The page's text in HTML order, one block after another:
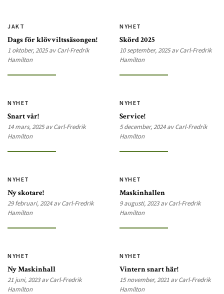
JAKT
Dags för klövviltssäsongen!
1 oktober, 2025 av Carl-Fredrik
Hamilton
NYHET
Skörd 2025
10 september, 2025 av Carl-Fredrik
Hamilton
NYHET
Snart vår!
14 mars, 2025 av Carl-Fredrik
Hamilton
NYHET
Service!
5 december, 2024 av Carl-Fredrik
Hamilton
NYHET
Ny skotare!
29 februari, 2024 av Carl-Fredrik
Hamilton
NYHET
Maskinhallen
9 augusti, 2023 av Carl-Fredrik
Hamilton
NYHET
Ny Maskinhall
21 juni, 2023 av Carl-Fredrik
Hamilton
NYHET
Vintern snart här!
15 november, 2021 av Carl-Fredrik
Hamilton